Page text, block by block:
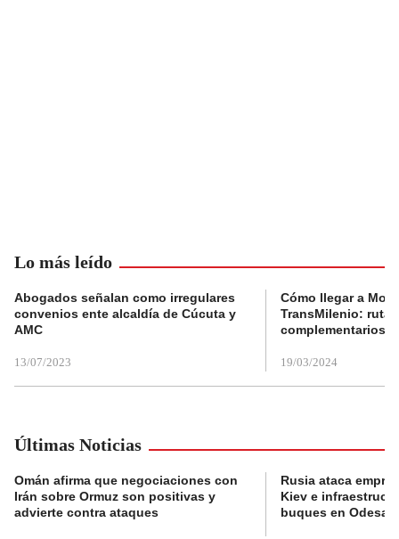
Lo más leído
Abogados señalan como irregulares
convenios ente alcaldía de Cúcuta y
AMC
13/07/2023
Cómo llegar a
TransMilenio:
complementarios
19/03/2024
Últimas Noticias
Omán afirma que negociaciones con
Irán sobre Ormuz son positivas y
advierte contra ataques
Rusia ataca
Kiev e
buques en Odesa